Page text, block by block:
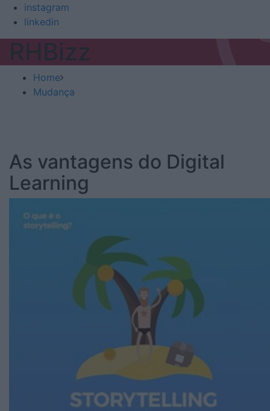
instagram
linkedin
RHBizz
Home
Mudança
As vantagens do Digital
Learning